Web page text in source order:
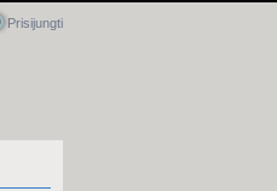
Prisijungti